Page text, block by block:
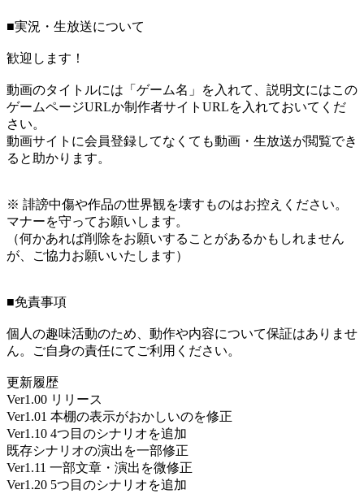
■実況・生放送について
歓迎します！
動画のタイトルには「ゲーム名」を入れて、説明文にはこの
ゲームページURLか制作者サイトURLを入れておいてくだ
さい。
動画サイトに会員登録してなくても動画・生放送が閲覧でき
ると助かります。
※ 誹謗中傷や作品の世界観を壊すものはお控えください。
マナーを守ってお願いします。
（何かあれば削除をお願いすることがあるかもしれません
が、ご協力お願いいたします）
■免責事項
個人の趣味活動のため、動作や内容について保証はありませ
ん。ご自身の責任にてご利用ください。
更新履歴
Ver1.00 リリース
Ver1.01 本棚の表示がおかしいのを修正
Ver1.10 4つ目のシナリオを追加
既存シナリオの演出を一部修正
Ver1.11 一部文章・演出を微修正
Ver1.20 5つ目のシナリオを追加